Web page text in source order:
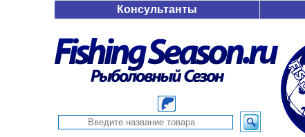
Консультанты